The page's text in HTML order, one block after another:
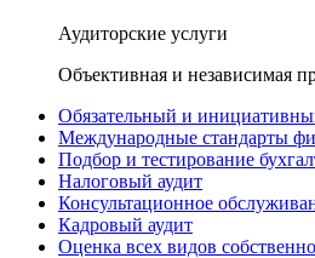
Аудиторские услуги
Объективная и независимая
Обязательный и
Международные стандарты
Подбор и тестирование
Налоговый аудит
Консультационное
Кадровый аудит
Оценка всех видов